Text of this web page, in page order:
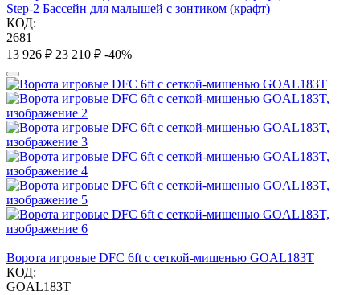
Step-2 Бассейн для малышей с зонтиком (крафт)
КОД:
2681
13 926 ₽ 23 210 ₽ -40%
Ворота игровые DFC 6ft с сеткой-мишенью GOAL183T
КОД:
GOAL183T